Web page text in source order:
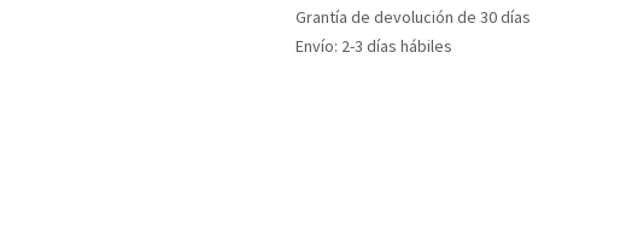
Grantía de devolución de 30 días
Envío: 2-3 días hábiles